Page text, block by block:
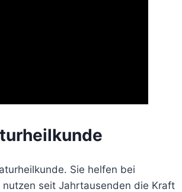
Sie helfen bei
seit Jahrtausenden die Kraft